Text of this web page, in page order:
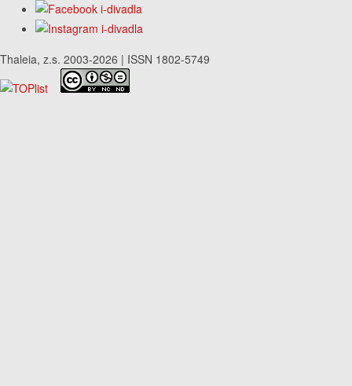
Thaleia, z.s. 2003-2026 | ISSN 1802-5749